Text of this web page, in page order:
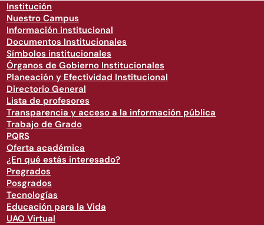
Institución
Nuestro Campus
Información institucional
Documentos Institucionales
Símbolos institucionales
Órganos de Gobierno Institucionales
Planeación y Efectividad Institucional
Directorio General
Lista de profesores
Transparencia y acceso a la información pública
Trabajo de Grado
PQRS
Oferta académica
¿En qué estás interesado?
Pregrados
Posgrados
Tecnologías
Educación para la Vida
UAO Virtual